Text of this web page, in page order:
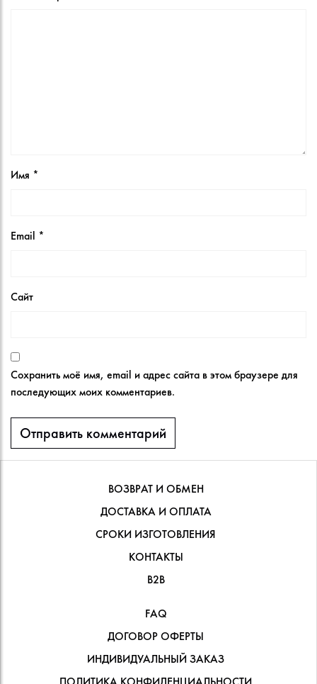
Имя *
Email *
Сайт
Сохранить моё имя, email и адрес сайта в этом браузере для
последующих моих комментариев.
ВОЗВРАТ И ОБМЕН
ДОСТАВКА И ОПЛАТА
СРОКИ ИЗГОТОВЛЕНИЯ
КОНТАКТЫ
В2В
FAQ
ДОГОВОР ОФЕРТЫ
ИНДИВИДУАЛЬНЫЙ ЗАКАЗ